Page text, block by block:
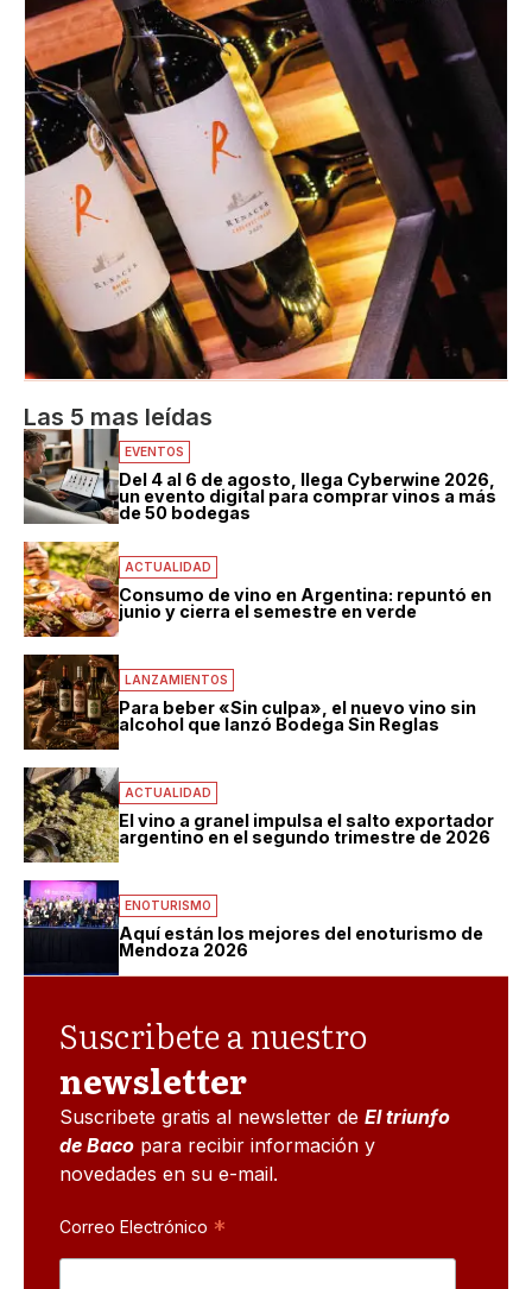
Las 5 mas leídas
EVENTOS
Del 4 al 6 de agosto, llega Cyberwine 2026,
un evento digital para comprar vinos a más
de 50 bodegas
ACTUALIDAD
Consumo de vino en Argentina: repuntó en
junio y cierra el semestre en verde
LANZAMIENTOS
Para beber «Sin culpa», el nuevo vino sin
alcohol que lanzó Bodega Sin Reglas
ACTUALIDAD
El vino a granel impulsa el salto exportador
argentino en el segundo trimestre de 2026
ENOTURISMO
Aquí están los mejores del enoturismo de
Mendoza 2026
Suscribete a nuestro
newsletter
Suscribete gratis al newsletter de El triunfo
de Baco para recibir información y
novedades en su e-mail.
Correo Electrónico *